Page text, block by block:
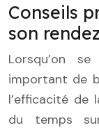
Conseils
son
Lorsqu’on
important de
l’efficacité de
du temps